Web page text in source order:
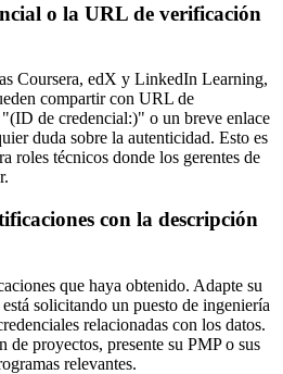
o la URL de verificación
Coursera, edX y LinkedIn Learning,
compartir con URL de
de credencial:)" o un breve enlace
duda sobre la autenticidad. Esto es
roles técnicos donde los gerentes de
con la descripción
que haya obtenido. Adapte su
solicitando un puesto de ingeniería
relacionadas con los datos.
de proyectos, presente su PMP o sus
relevantes.